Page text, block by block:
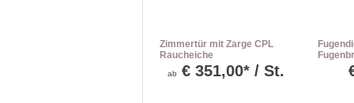
Zimmertür mit Zarge CPL
Raucheiche
Röhrenspanplatte
Rundkante
ab € 351,00* / St.